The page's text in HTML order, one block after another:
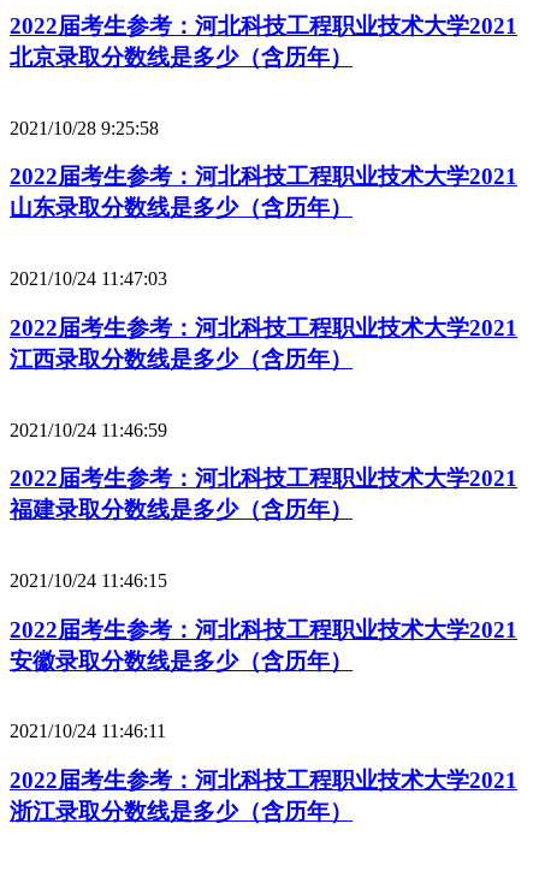
2022届考生参考：河北科技工程职业技术大学2021
北京录取分数线是多少（含历年）
2021/10/28 9:25:58
2022届考生参考：河北科技工程职业技术大学2021
山东录取分数线是多少（含历年）
2021/10/24 11:47:03
2022届考生参考：河北科技工程职业技术大学2021
江西录取分数线是多少（含历年）
2021/10/24 11:46:59
2022届考生参考：河北科技工程职业技术大学2021
福建录取分数线是多少（含历年）
2021/10/24 11:46:15
2022届考生参考：河北科技工程职业技术大学2021
安徽录取分数线是多少（含历年）
2021/10/24 11:46:11
2022届考生参考：河北科技工程职业技术大学2021
浙江录取分数线是多少（含历年）